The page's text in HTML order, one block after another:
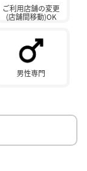
ご利用店舗の変更
(店舗間移動)OK
男性専門